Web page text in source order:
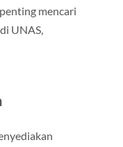
mencari
UNAS,